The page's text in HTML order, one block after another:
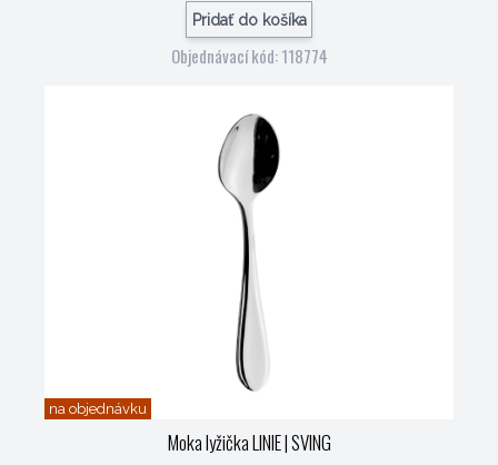
Pridať do košíka
Objednávací kód: 118774
na objednávku
Moka lyžička LINIE| SVING